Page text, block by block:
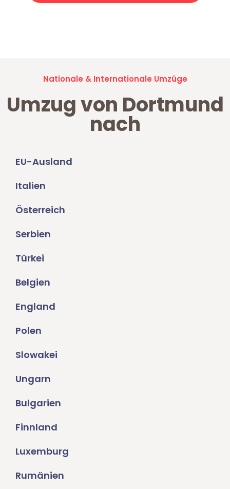
Nationale & Internationale Umzüge
Umzug von Dortmund
nach
EU-Ausland
Italien
Österreich
Serbien
Türkei
Belgien
England
Polen
Slowakei
Ungarn
Bulgarien
Finnland
Luxemburg
Rumänien